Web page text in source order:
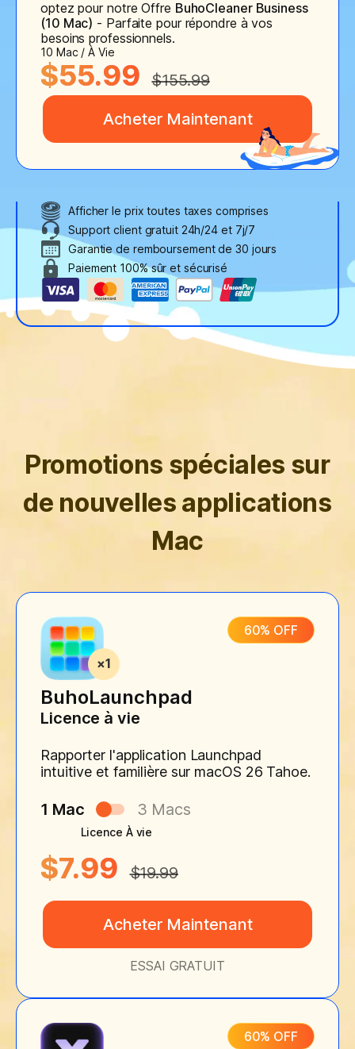
optez pour notre Offre BuhoCleaner Business
(10 Mac) - Parfaite pour répondre à vos
besoins professionnels.
10 Mac / À Vie
$55.99 $155.99
Acheter Maintenant
Afficher le prix toutes taxes comprises
Support client gratuit 24h/24 et 7j/7
Garantie de remboursement de 30 jours
Paiement 100% sûr et sécurisé
Promotions spéciales sur
de nouvelles applications
Mac
60% OFF
BuhoLaunchpad
Licence à vie
Rapporter l'application Launchpad
intuitive et familière sur macOS 26 Tahoe.
1 Mac 3 Macs
Licence À vie
$7.99 $19.99
Acheter Maintenant
ESSAI GRATUIT
60% OFF